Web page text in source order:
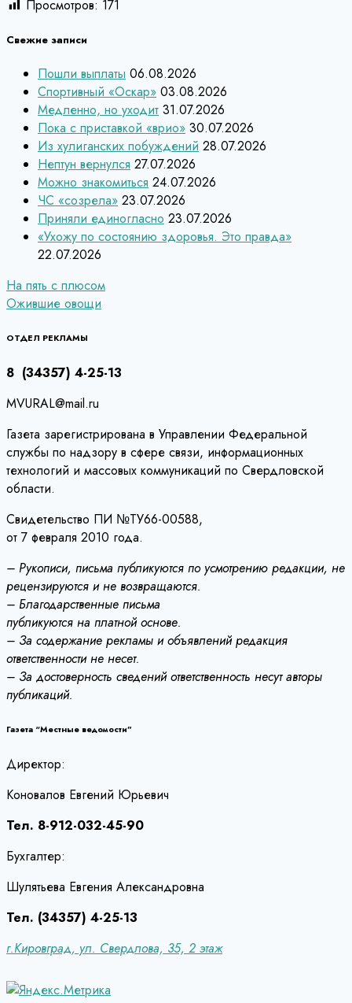
Просмотров: 171
Свежие записи
Пошли выплаты 06.08.2026
Спортивный «Оскар» 03.08.2026
Медленно, но уходит 31.07.2026
Пока с приставкой «врио» 30.07.2026
Из хулиганских побуждений 28.07.2026
Нептун вернулся 27.07.2026
Можно знакомиться 24.07.2026
ЧС «созрела» 23.07.2026
Приняли единогласно 23.07.2026
«Ухожу по состоянию здоровья. Это правда»
22.07.2026
Навигация
по
записям
На пять с плюсом
Ожившие овощи
ОТДЕЛ РЕКЛАМЫ
8 (34357) 4-25-13
MVURAL@mail.ru
Газета зарегистрирована в Управлении Федеральной
службы по надзору в сфере связи, информационных
технологий и массовых коммуникаций по Свердловской
области.
Свидетельство ПИ №ТУ66-00588,
от 7 февраля 2010 года.
– Рукописи, письма публикуются по усмотрению редакции, не
рецензируются и не возвращаются.
– Благодарственные письма
публикуются на платной основе.
– За содержание рекламы и объявлений редакция
ответственности не несет.
– За достоверность сведений ответственность несут авторы
публикаций.
Газета “Местные ведомости”
Директор:
Коновалов Евгений Юрьевич
Тел. 8-912-032-45-90
Бухгалтер:
Шулятьева Евгения Александровна
Тел. (34357) 4-25-13
г.Кировград, ул. Свердлова, 35, 2 этаж